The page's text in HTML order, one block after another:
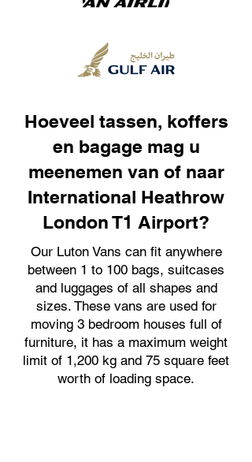
Hoeveel tassen, koffers
en bagage mag u
meenemen van of naar
International Heathrow
London T1 Airport?
Our Luton Vans can fit anywhere
between 1 to 100 bags, suitcases
and luggages of all shapes and
sizes. These vans are used for
moving 3 bedroom houses full of
furniture, it has a maximum weight
limit of 1,200 kg and 75 square feet
worth of loading space.